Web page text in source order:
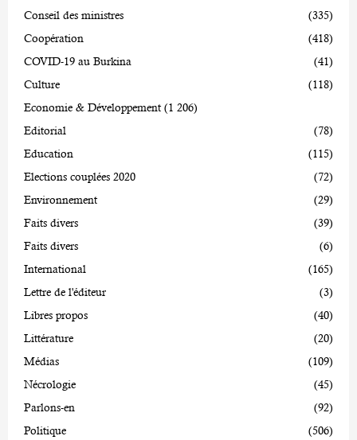
Conseil des ministres
(335)
Coopération
(418)
COVID-19 au Burkina
(41)
Culture
(118)
Economie & Développement (1 206)
Editorial
(78)
Education
(115)
Elections couplées 2020
(72)
Environnement
(29)
Faits divers
(39)
Faits divers
(6)
International
(165)
Lettre de l'éditeur
(3)
Libres propos
(40)
Littérature
(20)
Médias
(109)
Nécrologie
(45)
Parlons-en
(92)
Politique
(506)